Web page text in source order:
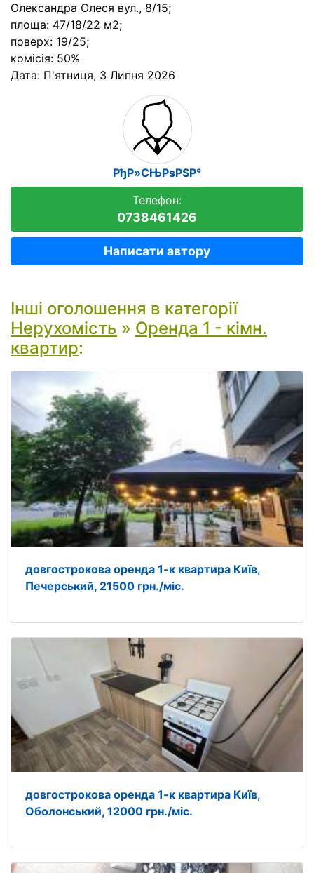
Олександра Олеся вул., 8/15;
площа: 47/18/22 м2;
поверх: 19/25;
комісія: 50%
Дата: П'ятниця, 3 Липня 2026
РђР»СЊРѕРЅР°
Телефон:
0738461426
Написати автору
Інші оголошення в категорії
Нерухомість » Оренда 1 - кімн.
квартир:
довгострокова оренда 1-к квартира Київ,
Печерський, 21500 грн./міс.
довгострокова оренда 1-к квартира Київ,
Оболонський, 12000 грн./міс.